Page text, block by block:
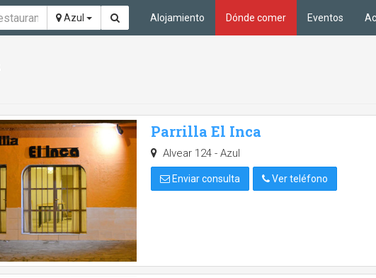
Azul Alojamiento Dónde comer Eventos
Parrilla El Inca
Alvear 124 - Azul
Enviar consulta Ver teléfono